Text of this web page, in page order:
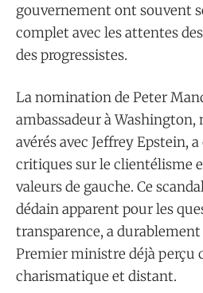
gouvernement ont souvent
complet avec les attentes
des progressistes.
La nomination de Peter
ambassadeur à Washington,
avérés avec Jeffrey Epstein,
critiques sur le clientélisme
valeurs de gauche. Ce
dédain apparent pour les
transparence, a durablement
Premier ministre déjà perçu
charismatique et distant.